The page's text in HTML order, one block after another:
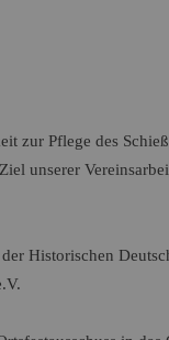
zur Pflege des
unserer
Historischen